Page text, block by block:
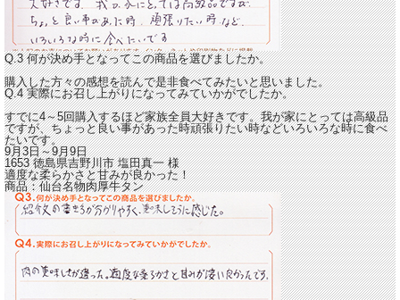
Q.3 何が決め手となってこの商品を選びましたか。
購入した方々の感想を読んで是非食べてみたいと思いました。
Q.4 実際にお召し上がりになってみていかがでしたか。
すでに4～5回購入するほど家族全員大好きです。我が家にとっては高級品
ですが、ちょっと良い事があった時頑張りたい時などいろいろな時に食べ
たいです。
9月3日～9月9日
1653 徳島県吉野川市塩田真一様
適度な柔らかさと甘みが良かった！
商品：仙台名物肉厚牛タン